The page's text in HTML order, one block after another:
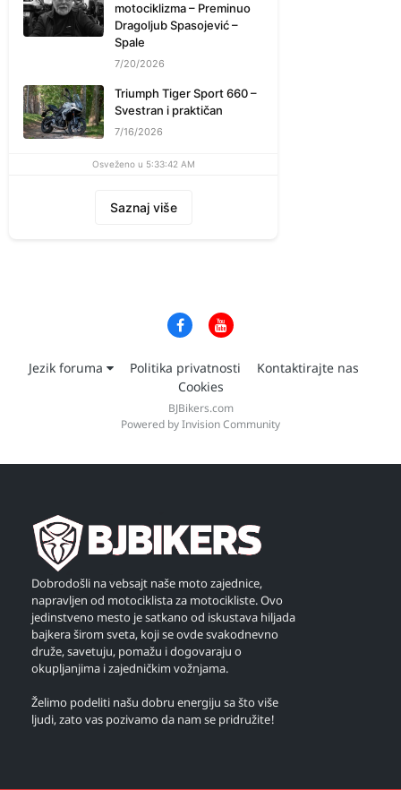
motociklizma – Preminuo
Dragoljub Spasojević –
Spale
7/20/2026
Triumph Tiger Sport 660 –
Svestran i praktičan
7/16/2026
Osveženo u 5:33:42 AM
Saznaj više
Jezik foruma Politika privatnosti
Kontaktirajte nas
Cookies
BJBikers.com
Powered by Invision Community
Dobrodošli na vebsajt naše moto zajednice,
napravljen od motociklista za motocikliste. Ovo
jedinstveno mesto je satkano od iskustava hiljada
bajkera širom sveta, koji se ovde svakodnevno
druže, savetuju, pomažu i dogovaraju o
okupljanjima i zajedničkim vožnjama.
Želimo podeliti našu dobru energiju sa što više
ljudi, zato vas pozivamo da nam se pridružite!